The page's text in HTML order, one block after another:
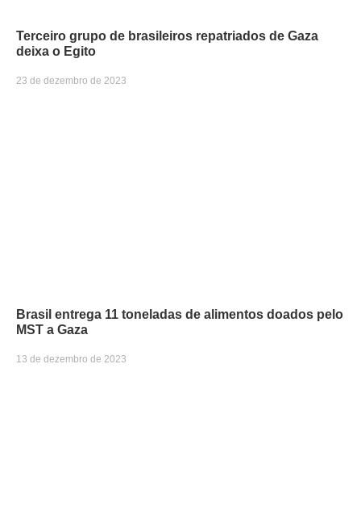
Terceiro grupo de brasileiros repatriados de Gaza
deixa o Egito
23 de dezembro de 2023
Brasil entrega 11 toneladas de alimentos doados pelo
MST a Gaza
13 de dezembro de 2023